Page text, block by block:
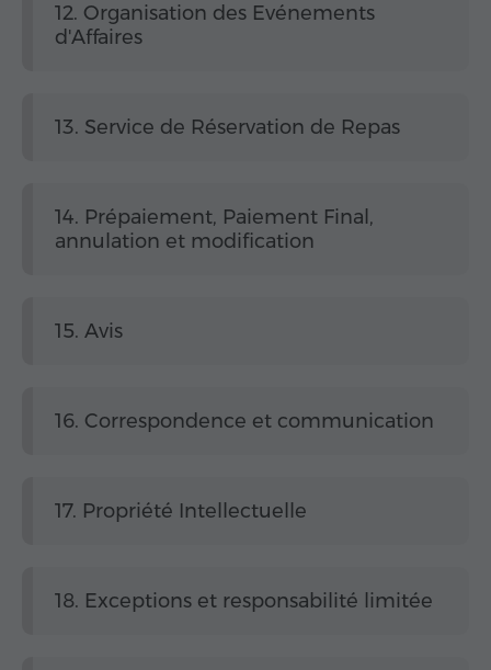
12. Organisation des Evénements
d'Affaires
13. Service de Réservation de Repas
14. Prépaiement, Paiement Final,
annulation et modification
15. Avis
16. Correspondence et communication
17. Propriété Intellectuelle
18. Exceptions et responsabilité limitée